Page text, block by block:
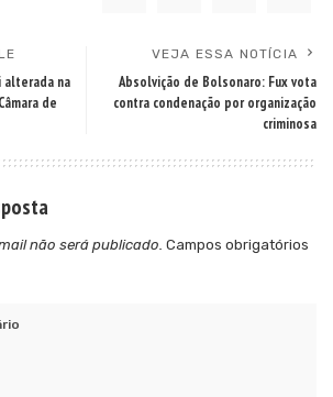
na
de
VEJA ESSA NOTÍCIA
Absolvição de Bolsonaro: Fux vota
contra condenação por organização
criminosa
não será publicado. Campos obrigatórios